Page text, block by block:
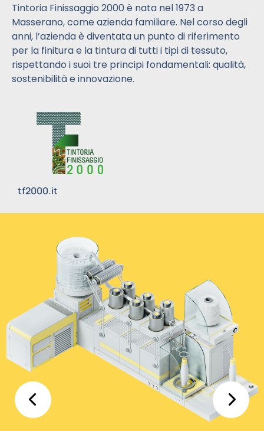
Tintoria Finissaggio 2000 è nata nel 1973 a
Masserano, come azienda familiare. Nel corso degli
anni, l’azienda è diventata un punto di riferimento
per la finitura e la tintura di tutti i tipi di tessuto,
rispettando i suoi tre principi fondamentali: qualità,
sostenibilità e innovazione.
tf2000.it